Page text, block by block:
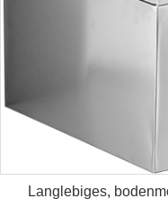
Langlebiges,